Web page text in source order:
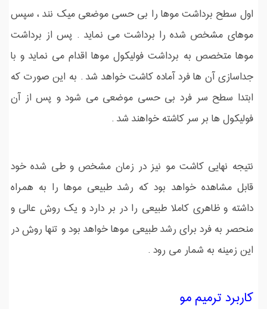
اول سطح برداشت موها را بی حسی موضعی میک نند ، سپس
موهای مشخص شده را برداشت می نماید . پس از برداشت
موها متخصص به برداشت فولیکول موها اقدام می نماید و با
جداسازی آن ها فرد آماده کاشت خواهد شد . به این صورت که
ابتدا سطح سر فرد بی حسی موضعی می شود و پس از آن
فولیکول ها بر سر کاشته خواهند شد .
نتیجه نهایی کاشت مو نیز در زمان مشخص و طی شده خود
قابل مشاهده خواهد بود که رشد طبیعی موها را به همراه
داشته و ظاهری کاملا طبیعی را در بر دارد و یک روش عالی و
منحصر به فرد برای رشد طبیعی موها خواهد بود و تنها روش در
این زمینه به شمار می رود .
کاربرد ترمیم مو